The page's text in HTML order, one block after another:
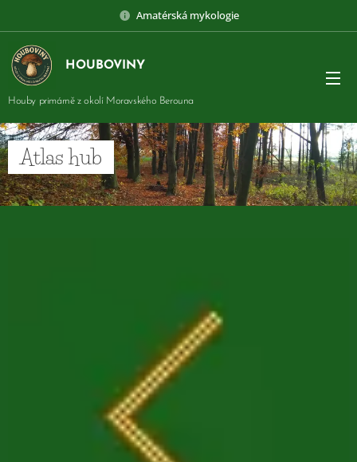
Amatérská mykologie
HOUBOVINY
Houby primárně z okolí Moravského Berouna
Atlas hub